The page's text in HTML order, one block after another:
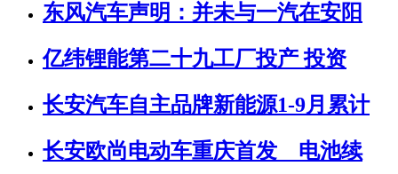
东风汽车声明：并未与一汽在安阳
亿纬锂能第二十九工厂投产 投资
长安汽车自主品牌新能源1-9月累计
长安欧尚电动车重庆首发 电池续